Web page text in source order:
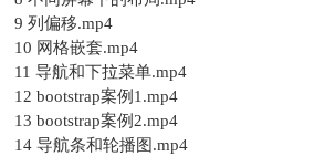
9 列偏移.mp4
10 网格嵌套.mp4
11 导航和下拉菜单.mp4
12 bootstrap案例1.mp4
13 bootstrap案例2.mp4
14 导航条和轮播图.mp4